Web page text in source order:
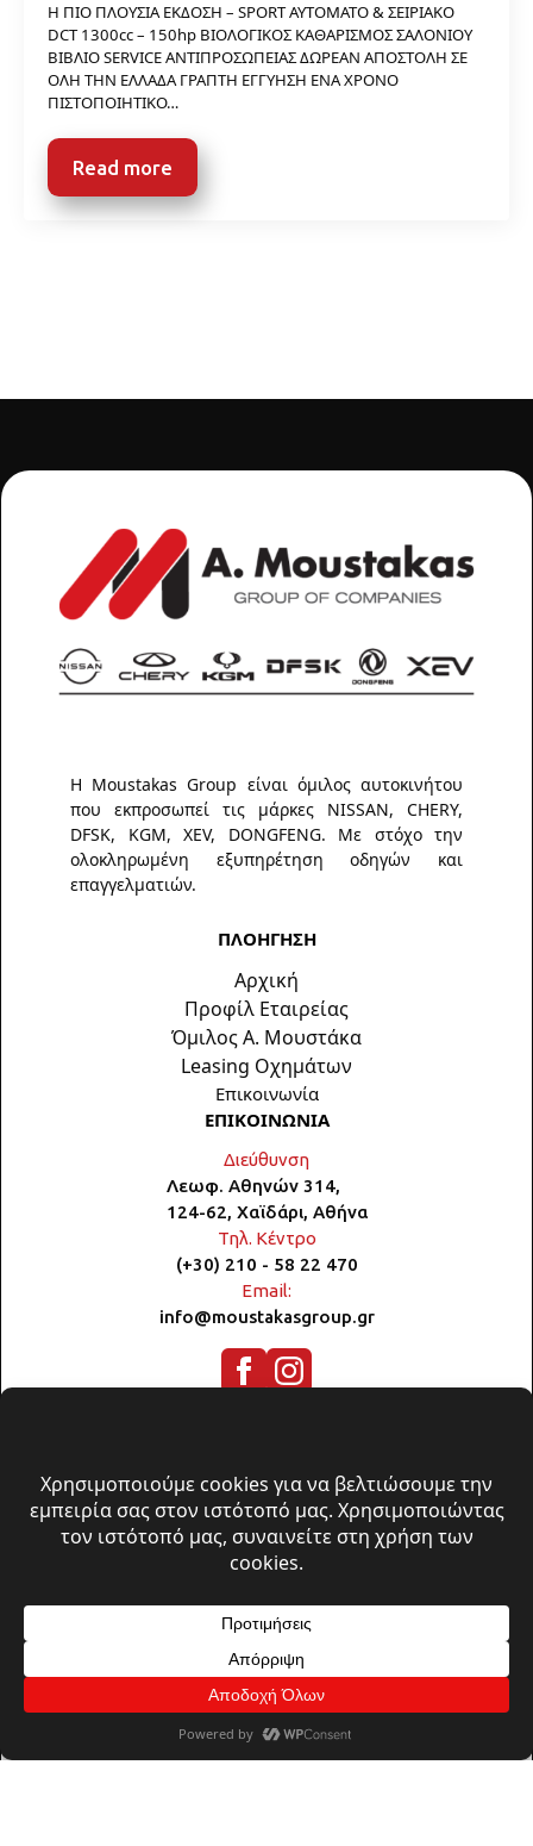
Η ΠΙΟ ΠΛΟΥΣΙΑ ΕΚΔΟΣΗ – SPORT ΑΥΤΟΜΑΤΟ & ΣΕΙΡΙΑΚΟ
DCT 1300cc – 150hp ΒΙΟΛΟΓΙΚΟΣ ΚΑΘΑΡΙΣΜΟΣ ΣΑΛΟΝΙΟΥ
ΒΙΒΛΙΟ SERVICE ΑΝΤΙΠΡΟΣΩΠΕΙΑΣ ΔΩΡΕΑΝ ΑΠΟΣΤΟΛΗ ΣΕ
ΟΛΗ ΤΗΝ ΕΛΛΑΔΑ ΓΡΑΠΤΗ ΕΓΓΥΗΣΗ ΕΝΑ ΧΡΟΝΟ
ΠΙΣΤΟΠΟΙΗΤΙΚΟ…
Read more
Η Moustakas Group είναι όμιλος αυτοκινήτου
που εκπροσωπεί τις μάρκες NISSAN, CHERY,
DFSK, KGM, XEV, DONGFENG. Με στόχο την
ολοκληρωμένη εξυπηρέτηση οδηγών και
επαγγελματιών.
ΠΛΟΗΓΗΣΗ
Αρχική
Προφίλ Εταιρείας
Όμιλος Α. Μουστάκα
Leasing Οχημάτων
Επικοινωνία
ΕΠΙΚΟΙΝΩΝΙΑ
Διεύθυνση
Λεωφ. Αθηνών 314,
124-62, Χαϊδάρι, Αθήνα
Τηλ. Κέντρο
(+30) 210 - 58 22 470
Email:
info@moustakasgroup.gr
Πολιτική Απορρήτου & Cookies
Όροι Χρήσης
Design, Develpoment & Support